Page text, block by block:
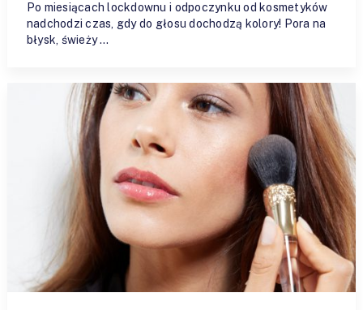
Po miesiącach lockdownu i odpoczynku od kosmetyków
nadchodzi czas, gdy do głosu dochodzą kolory! Pora na
błysk, świeży …